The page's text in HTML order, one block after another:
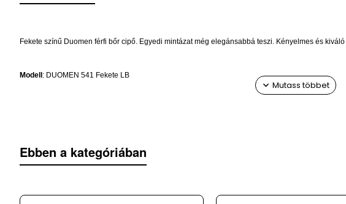
Fekete színű Duomen férfi bőr cipő. Egyedi mintázat még elegánsabbá teszi. Kényelmes és
Modell : DUOMEN 541 Fekete LB
Ebben a kategóriában